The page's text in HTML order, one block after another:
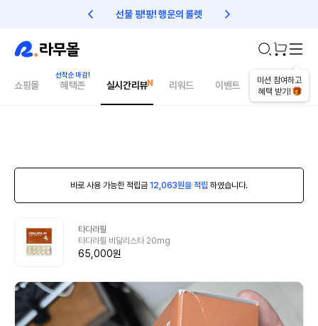
선물 팡!팡! 행운의 룰렛 친구초대 1만원 리워드!
미션 참여하고
혜택 받기!
쇼핑몰 혜택존 실시간리뷰 리워드 이벤트 건강매거진
바로 사용 가능한 적립금 12,063원을 적립 하였습니다.
타다라필
타다라필 비달리스타 20mg
65,000원